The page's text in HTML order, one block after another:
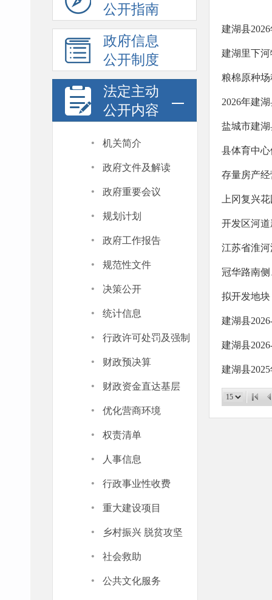
公开指南
政府信息
公开制度
法定主动
公开内容
· 机关简介
· 政府文件及解读
· 政府重要会议
· 规划计划
· 政府工作报告
· 规范性文件
· 决策公开
· 统计信息
· 行政许可处罚及强制
· 财政预决算
· 财政资金直达基层
· 优化营商环境
· 权责清单
· 人事信息
· 行政事业性收费
· 重大建设项目
· 乡村振兴 脱贫攻坚
· 社会救助
· 公共文化服务
建湖县
建湖里下
粮棉原种
2026年建
盐城市建
县体育中
存量房产
上冈复兴
开发区河
冠华路南
拟开发地
建湖县
建湖县